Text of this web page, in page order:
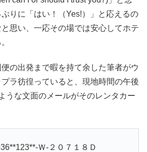
りに「はい！（Yes!）」と応えるの
思い、一応その場では安心してホテ
の出発まで暇を持て余した筆者がウ
ラ彷徨っていると、現地時間の午後
うな文面のメールがそのレンタカー
Ｗ-２０７１８Ｄ